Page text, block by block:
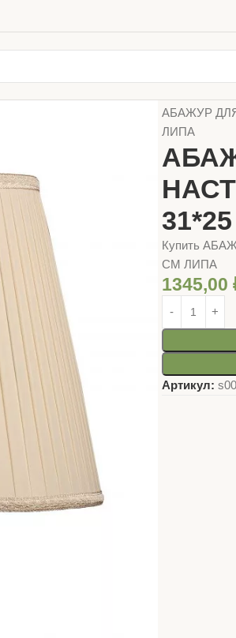
АБАЖУР
ЛИПА
Купить
СМ ЛИПА
1345,00
Артикул: